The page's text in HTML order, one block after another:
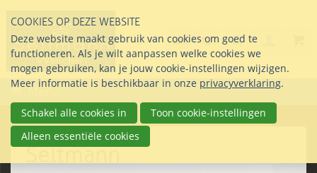
links
over
Direct
naar
inhoud
Direct
naar
het
info@seltmann-
Stel uw vraag
085 76 07 000
Search
Menu
Seltmann
COOKIES OP DEZE WEBSITE
Deze website maakt gebruik van cookies om goed te
functioneren. Als je wilt aanpassen welke cookies we
mogen gebruiken, kan je jouw cookie-instellingen wijzigen.
Meer informatie is beschikbaar in onze privacyverklaring.
Schakel alle cookies in
Toon cookie-instellingen
Alleen essentiële cookies